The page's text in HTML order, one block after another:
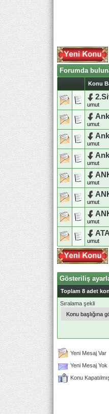
Forumda
Konu
umut
umut
umut
umut
umut
umut
umut
umut
Gösteriliş
Toplam 8 adet
Sıralama şekli
Yeni Mesaj Var
Yeni Mesaj Yok
Konu